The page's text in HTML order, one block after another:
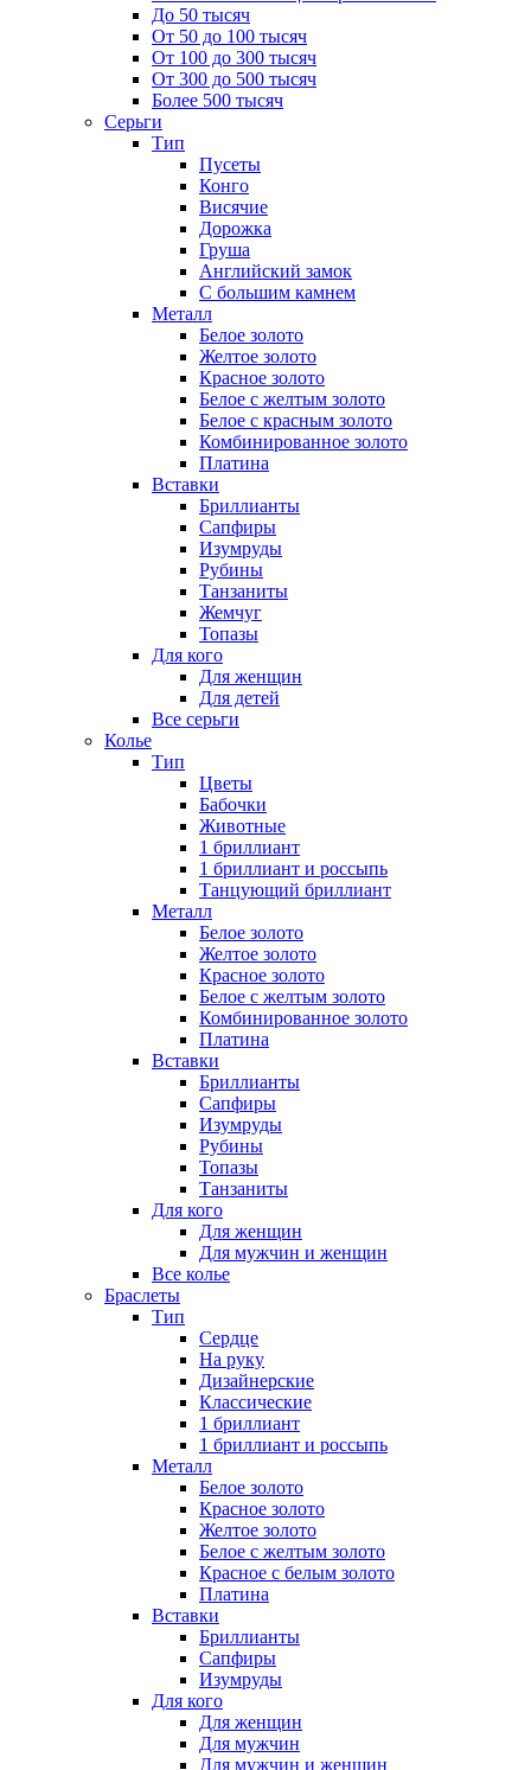
До 50 тысяч
От 50 до 100 тысяч
От 100 до 300 тысяч
От 300 до 500 тысяч
Более 500 тысяч
Серьги
Тип
Пусеты
Конго
Висячие
Дорожка
Груша
Английский замок
С большим камнем
Металл
Белое золото
Желтое золото
Красное золото
Белое с желтым золото
Белое с красным золото
Комбинированное золото
Платина
Вставки
Бриллианты
Сапфиры
Изумруды
Рубины
Танзаниты
Жемчуг
Топазы
Для кого
Для женщин
Для детей
Все серьги
Колье
Тип
Цветы
Бабочки
Животные
1 бриллиант
1 бриллиант и россыпь
Танцующий бриллиант
Металл
Белое золото
Желтое золото
Красное золото
Белое с желтым золото
Комбинированное золото
Платина
Вставки
Бриллианты
Сапфиры
Изумруды
Рубины
Топазы
Танзаниты
Для кого
Для женщин
Для мужчин и женщин
Все колье
Браслеты
Тип
Сердце
На руку
Дизайнерские
Классические
1 бриллиант
1 бриллиант и россыпь
Металл
Белое золото
Красное золото
Желтое золото
Белое с желтым золото
Красное с белым золото
Платина
Вставки
Бриллианты
Сапфиры
Изумруды
Для кого
Для женщин
Для мужчин
Для мужчин и женщин